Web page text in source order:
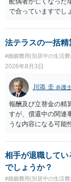
で合っていますでし
完全に所有する場合
償金の支払いが必要
法テラスの一括精
#婚姻費用(別居中の生活費
2026年8月3日
川添 圭 弁護
報酬及び立替金の精
すが、償還中の関連
うな内容になる可能
情によって対応が違
実です。
相手が退職して
でしょうか？
#婚姻費用(別居中の生活費